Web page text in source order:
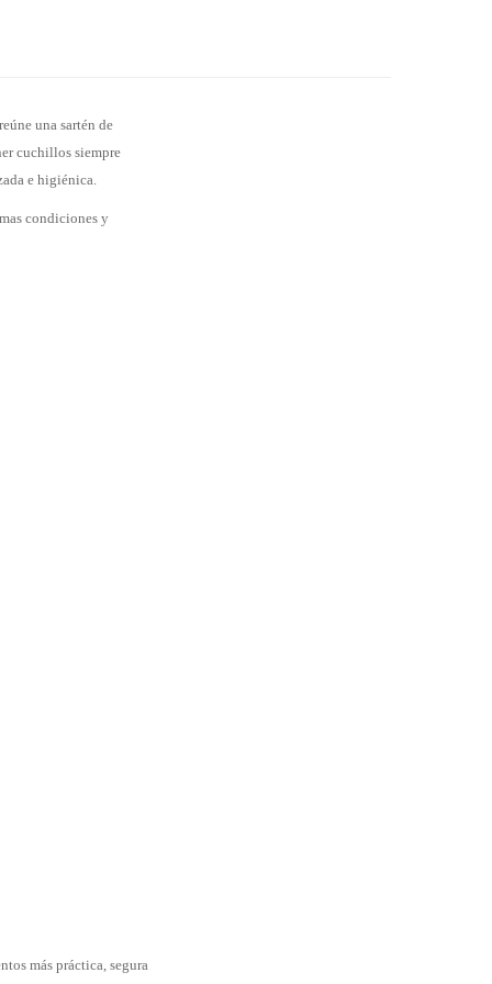
una sartén de
cuchillos siempre
e higiénica.
condiciones y
más práctica, segura